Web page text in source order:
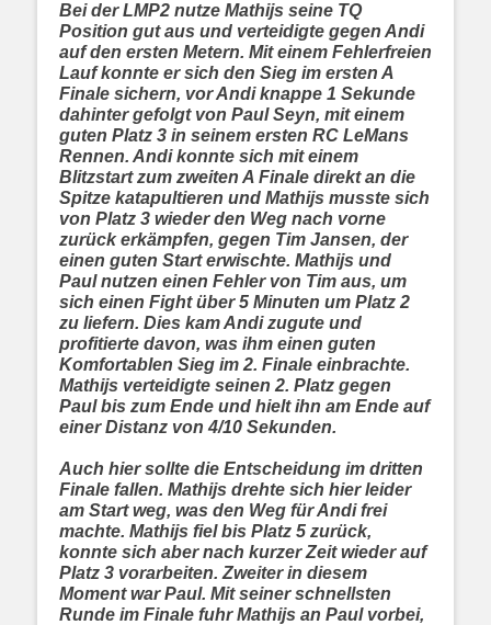
Bei der LMP2 nutze Mathijs seine TQ
Position gut aus und verteidigte gegen Andi
auf den ersten Metern. Mit einem Fehlerfreien
Lauf konnte er sich den Sieg im ersten A
Finale sichern, vor Andi knappe 1 Sekunde
dahinter gefolgt von Paul Seyn, mit einem
guten Platz 3 in seinem ersten RC LeMans
Rennen. Andi konnte sich mit einem
Blitzstart zum zweiten A Finale direkt an die
Spitze katapultieren und Mathijs musste sich
von Platz 3 wieder den Weg nach vorne
zurück erkämpfen, gegen Tim Jansen, der
einen guten Start erwischte. Mathijs und
Paul nutzen einen Fehler von Tim aus, um
sich einen Fight über 5 Minuten um Platz 2
zu liefern. Dies kam Andi zugute und
profitierte davon, was ihm einen guten
Komfortablen Sieg im 2. Finale einbrachte.
Mathijs verteidigte seinen 2. Platz gegen
Paul bis zum Ende und hielt ihn am Ende auf
einer Distanz von 4/10 Sekunden.
Auch hier sollte die Entscheidung im dritten
Finale fallen. Mathijs drehte sich hier leider
am Start weg, was den Weg für Andi frei
machte. Mathijs fiel bis Platz 5 zurück,
konnte sich aber nach kurzer Zeit wieder auf
Platz 3 vorarbeiten. Zweiter in diesem
Moment war Paul. Mit seiner schnellsten
Runde im Finale fuhr Mathijs an Paul vorbei,